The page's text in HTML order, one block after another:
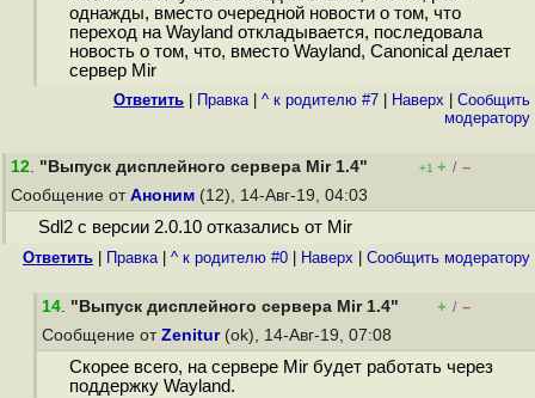
однажды, вместо очередной новости о том, что
переход на Wayland откладывается, последовала
новость о том, что, вместо Wayland, Canonical делает
сервер Mir
Ответить Правка| ^ к родителю #7 Наверх
Cообщить
модератору
12. "Выпуск дисплейного сервера Mir 1.4" +1 + / –
Сообщение от Аноним (12), 14-Авг-19, 04:03
Sdl2 с версии 2.0.10 отказались от Mir
Ответить Правка| ^ к родителю #0 Наверх Cообщить модератору
14. "Выпуск дисплейного сервера Mir 1.4" + / –
Сообщение от Zenitur(ok), 14-Авг-19, 07:08
Скорее всего, на сервере Mir будет работать через
поддержку Wayland.